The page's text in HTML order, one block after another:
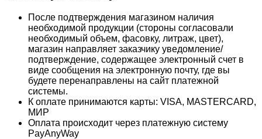
После подтверждения магазином наличия
необходимой продукции (стороны согласовали
необходимый объем, фасовку, литраж, цвет),
магазин направляет заказчику уведомление/
подтверждение, содержащее электронный счет в
виде сообщения на электронную почту, где вы
будете перенаправлены на сайт платежной
системы.
К оплате принимаются карты: VISA, MASTERCARD,
МИР
Оплата происходит через платежную систему
PayAnyWay